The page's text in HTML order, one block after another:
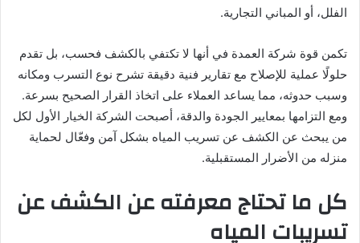
الفلل، أو المباني التجارية.
تكمن قوة شركة العمدة في أنها لا تكتفي بالكشف فحسب، بل تقدم
حلولًا عملية للإصلاح مع تقارير فنية دقيقة تشرح نوع التسرب ومكانه
وسبب حدوثه، مما يساعد العملاء على اتخاذ القرار الصحيح بسرعة.
ومع التزامها بمعايير الجودة والدقة، أصبحت الشركة الخيار الأول لكل
من يبحث عن الكشف عن تسريب المياه بشكل آمن وفعّال لحماية
منزله من الأضرار المستقبلية.
كل ما تحتاج معرفته عن الكشف عن
تسريبات المياه